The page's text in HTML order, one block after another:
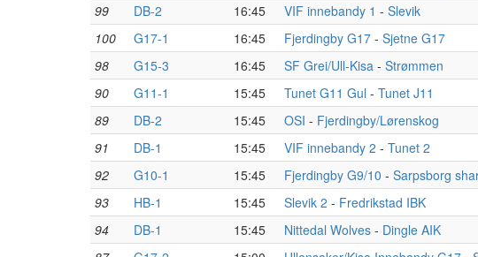
99
DB-2 16:45 VIF innebandy 1 - Slevik
100
G17-1 16:45 Fjerdingby G17 - Sjetne G17
98
G15-3 16:45 SF Grei/Ull-Kisa - Strømmen
90
G11-1 15:45 Tunet G11 Gul - Tunet J11
89
DB-2 15:45 OSI - Fjerdingby/Lørenskog
91
DB-1 15:45 VIF innebandy 2 - Tunet 2
92
G10-1 15:45 Fjerdingby G9/10 - Sarpsborg
93
HB-1 15:45 Slevik 2 - Fredrikstad IBK
94
DB-1 15:45 Nittedal Wolves - Dingle AIK